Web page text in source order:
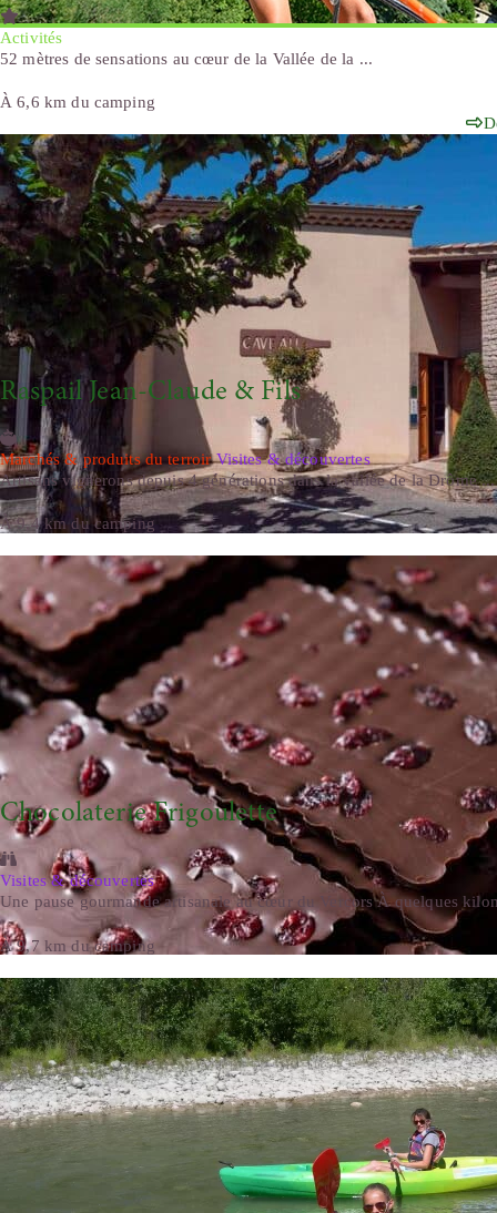
Activités
52 mètres de sensations au cœur de la Vallée de la ...
À 6,6 km du camping
Raspail Jean-Claude & Fils
Marchés & produits du terroirVisites & découvertes
Artisans vignerons depuis 4 générations dans la vallée de la Drôme ...
À 9,4 km du camping
Chocolaterie Frigoulette
Visites & découvertes
Une pause gourmande artisanale au cœur du Vercors À quelques
À 9,7 km du camping